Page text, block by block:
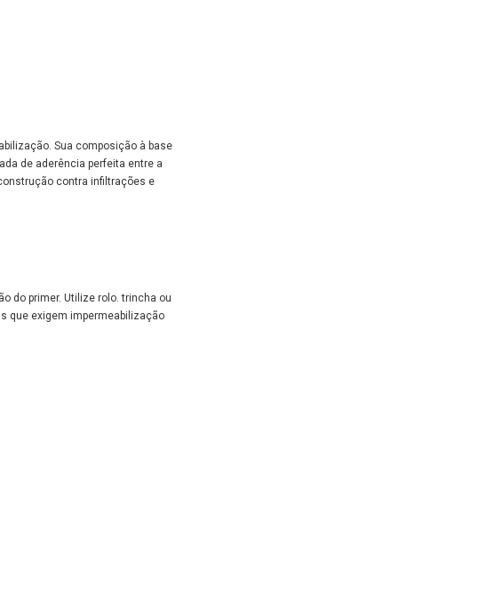
Sua composição à base
de aderência perfeita entre a
contra infiltrações e
do primer. Utilize rolo. trincha ou
que exigem impermeabilização